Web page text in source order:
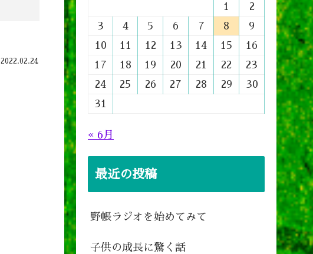
2022.02.24
1
2
3
4 5 6 7 8
9
10
11 12 13 14 15
16
17
18 19 20 21 22
23
24
25 26 27 28 29
30
31
« 6月
最近の投稿
野帳ラジオを始めてみて
子供の成長に驚く話